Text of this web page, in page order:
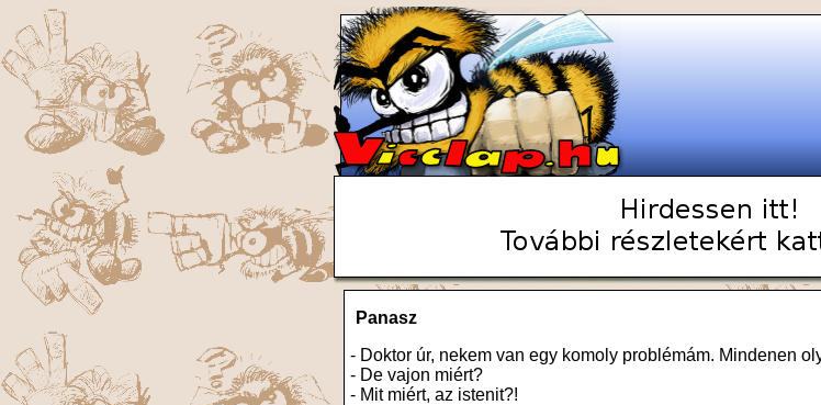
Panasz
- Doktor úr, nekem van egy komoly problémám. Mindenen
- De vajon miért?
- Mit miért, az istenit?!